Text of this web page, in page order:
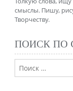
смыслы. Пишу,
Творчеству.
ПОИСК ПО